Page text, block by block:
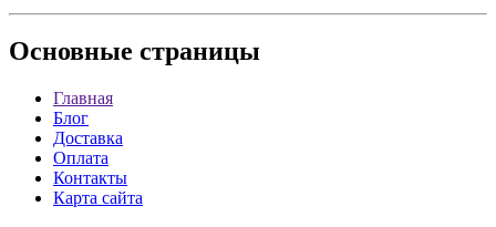
Основные страницы
Главная
Блог
Доставка
Оплата
Контакты
Карта сайта